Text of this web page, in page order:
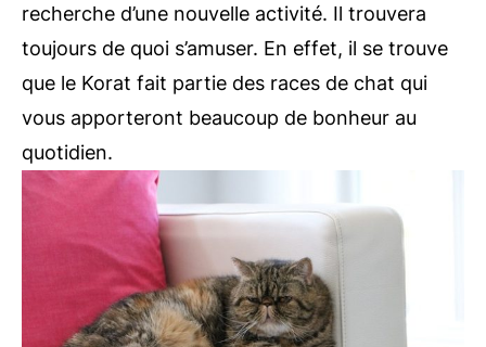
recherche d’une nouvelle activité. Il trouvera
toujours de quoi s’amuser. En effet, il se trouve
que le Korat fait partie des races de chat qui
vous apporteront beaucoup de bonheur au
quotidien.